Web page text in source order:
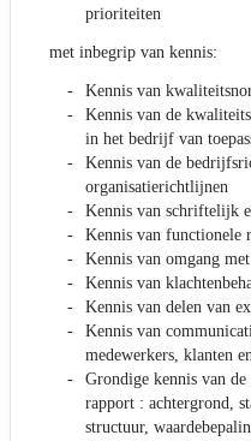
prioriteiten
met inbegrip van kennis:
Kennis van
Kennis van de
in het bedrijf van
Kennis van de
organisatierichtlijnen
Kennis van schriftelijk
Kennis van functionele
Kennis van omgang
Kennis van
Kennis van delen van
Kennis van
medewerkers, klanten
Grondige kennis van
rapport : achtergrond,
structuur,